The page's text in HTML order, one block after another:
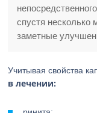
спустя несколько
заметные
Учитывая свойства
в лечении: